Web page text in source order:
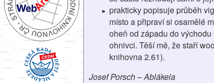
prakticky popisuje průběh
místo a připraví si osamělé
oheň od západu do
ohnivci. Těší mě, že staří
knihovna 2.61).
Josef Porsch – Ablákela